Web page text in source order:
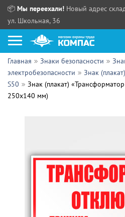
📦 Мы переехали! Новый адрес
ул. Школьная, 36
Как купить?
Прайс-листы
Поставщикам
Выдача продукции:
Главная Знаки безопасности
электробезопасности
Знак
S50
Знак (плакат)
250х140 мм)